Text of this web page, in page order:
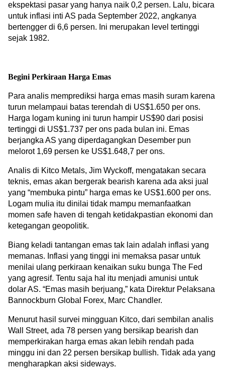
ekspektasi pasar yang hanya naik 0,2 persen. Lalu, bicara
untuk inflasi inti AS pada September 2022, angkanya
bertengger di 6,6 persen. Ini merupakan level tertinggi
sejak 1982.
Begini Perkiraan Harga Emas
Para analis memprediksi harga emas masih suram karena
turun melampaui batas terendah di US$1.650 per ons.
Harga logam kuning ini turun hampir US$90 dari posisi
tertinggi di US$1.737 per ons pada bulan ini. Emas
berjangka AS yang diperdagangkan Desember pun
melorot 1,69 persen ke US$1.648,7 per ons.
Analis di Kitco Metals, Jim Wyckoff, mengatakan secara
teknis, emas akan bergerak bearish karena ada aksi jual
yang “membuka pintu” harga emas ke US$1.600 per ons.
Logam mulia itu dinilai tidak mampu memanfaatkan
momen safe haven di tengah ketidakpastian ekonomi dan
ketegangan geopolitik.
Biang keladi tantangan emas tak lain adalah inflasi yang
memanas. Inflasi yang tinggi ini memaksa pasar untuk
menilai ulang perkiraan kenaikan suku bunga The Fed
yang agresif. Tentu saja hal itu menjadi amunisi untuk
dolar AS. “Emas masih berjuang,” kata Direktur Pelaksana
Bannockburn Global Forex, Marc Chandler.
Menurut hasil survei mingguan Kitco, dari sembilan analis
Wall Street, ada 78 persen yang bersikap bearish dan
memperkirakan harga emas akan lebih rendah pada
minggu ini dan 22 persen bersikap bullish. Tidak ada yang
mengharapkan aksi sideways.